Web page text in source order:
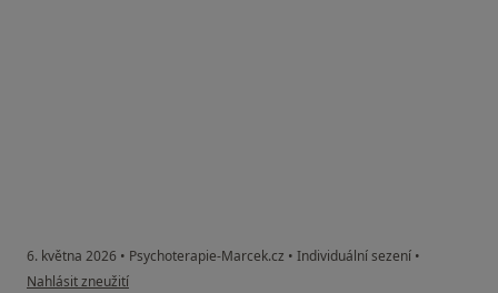
6. května 2026 • Psychoterapie-Marcek.cz • Individuální sezení •
podle názoru uživatele Roman
Nahlásit zneužití